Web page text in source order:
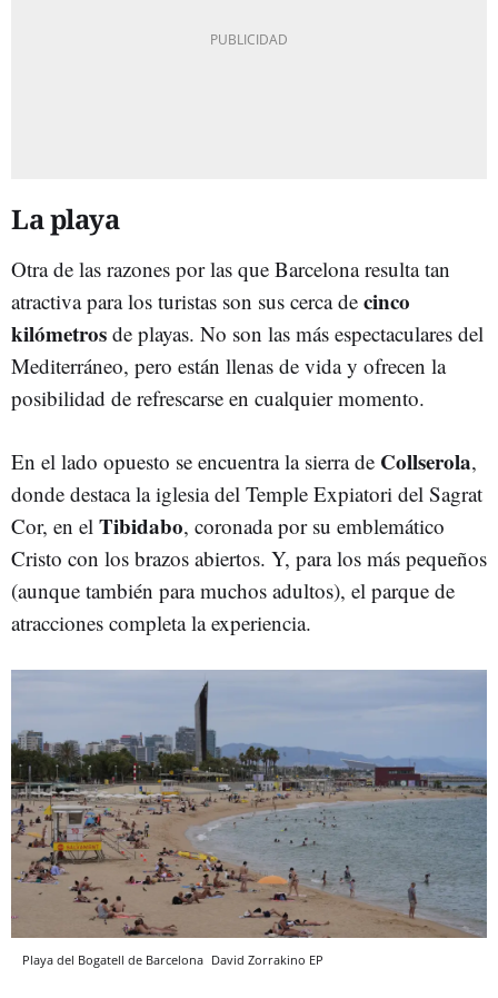
La playa
Otra de las razones por las que Barcelona resulta tan
atractiva para los turistas son sus cerca de cinco
kilómetros de playas. No son las más espectaculares del
Mediterráneo, pero están llenas de vida y ofrecen la
posibilidad de refrescarse en cualquier momento.
En el lado opuesto se encuentra la sierra de Collserola,
donde destaca la iglesia del Temple Expiatori del Sagrat
Cor, en el Tibidabo, coronada por su emblemático
Cristo con los brazos abiertos. Y, para los más pequeños
(aunque también para muchos adultos), el parque de
atracciones completa la experiencia.
Playa del Bogatell de Barcelona David Zorrakino EP